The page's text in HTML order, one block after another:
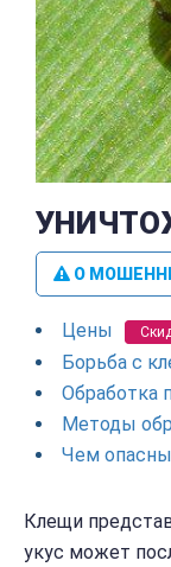
О
Цены
Борьба с
Обработка
Методы
Чем
Клещи
укус может